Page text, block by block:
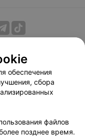
Способы оплаты
сервиса
обеспечения
сбора
файлов
позднее время.